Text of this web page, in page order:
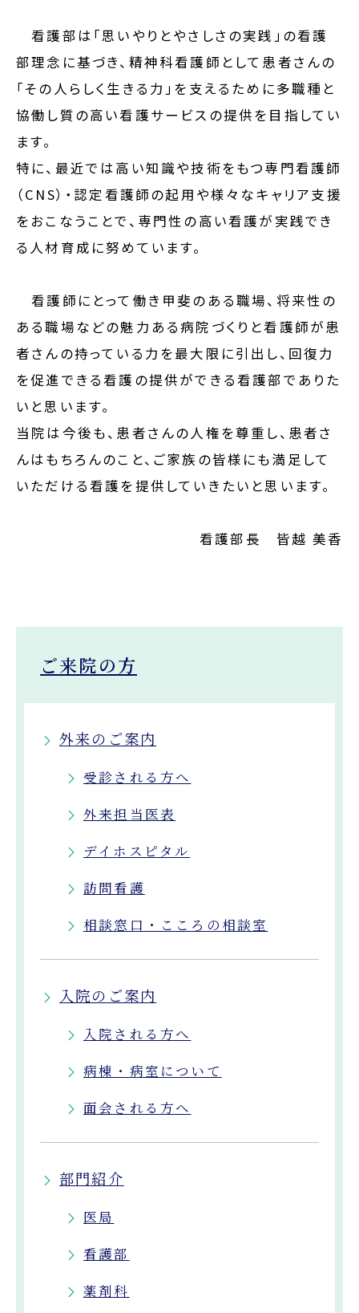
看護部は「思いやりとやさしさの実践」の看護
部理念に基づき、精神科看護師として患者さんの
「その人らしく生きる力」を支えるために多職種と
協働し質の高い看護サービスの提供を目指してい
ます。
特に、最近では高い知識や技術をもつ専門看護師
（CNS）・認定看護師の起用や様々なキャリア支援
をおこなうことで、専門性の高い看護が実践でき
る人材育成に努めています。
看護師にとって働き甲斐のある職場、将来性の
ある職場などの魅力ある病院づくりと看護師が患
者さんの持っている力を最大限に引出し、回復力
を促進できる看護の提供ができる看護部でありた
いと思います。
当院は今後も、患者さんの人権を尊重し、患者さ
んはもちろんのこと、ご家族の皆様にも満足して
いただける看護を提供していきたいと思います。
看護部長 皆越 美香
ご来院の方
外来のご案内
受診される方へ
外来担当医表
デイホスピタル
訪問看護
相談窓口・こころの相談室
入院のご案内
入院される方へ
病棟・病室について
面会される方へ
部門紹介
医局
看護部
薬剤科